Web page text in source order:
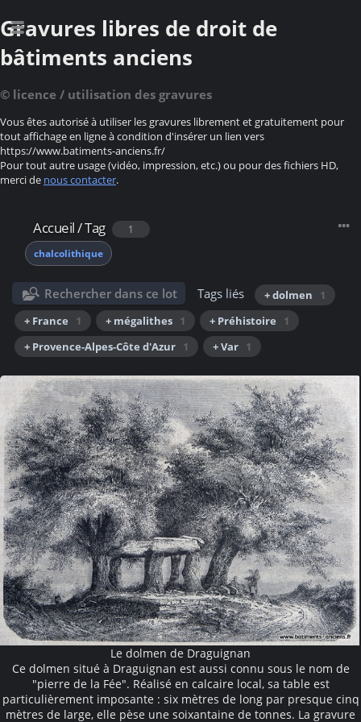
Gravures libres de droit de
bâtiments anciens
© licence / utilisation des gravures
Vous êtes autorisé à utiliser les gravures librement et gratuitement pour
tout affichage en ligne à condition d'insérer un lien vers
https://www.batiments-anciens.fr/
Pour tout autre usage (vidéo, impression, etc.) ou pour des fichiers HD,
merci de nous contacter.
Accueil/Tag
1
chalcolithique
Rechercher dans ce lot Tags liés + dolmen
1
+ France
1 + mégalithes 1 + Préhistoire
1
+ Provence-Alpes-Côte d'Azur 1 + Var 1
Le dolmen de Draguignan
Ce dolmen situé à Draguignan est aussi connu sous le nom de
"pierre de la Fée". Réalisé en calcaire local, sa table est
particulièrement imposante : six mètres de long par presque cinq
mètres de large, elle pèse une soixantaine de tonnes. La gravure